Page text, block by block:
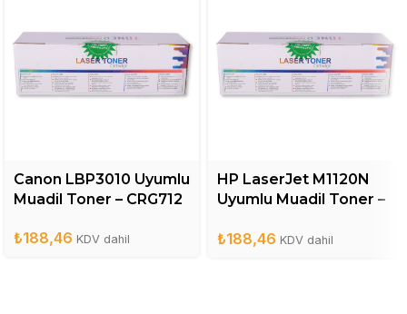
Canon LBP3010 Uyumlu
Muadil Toner – CRG712
₺188,46 KDV dahil
HP LaserJet M1120N
Uyumlu Muadil Toner –
₺188,46 KDV dahil